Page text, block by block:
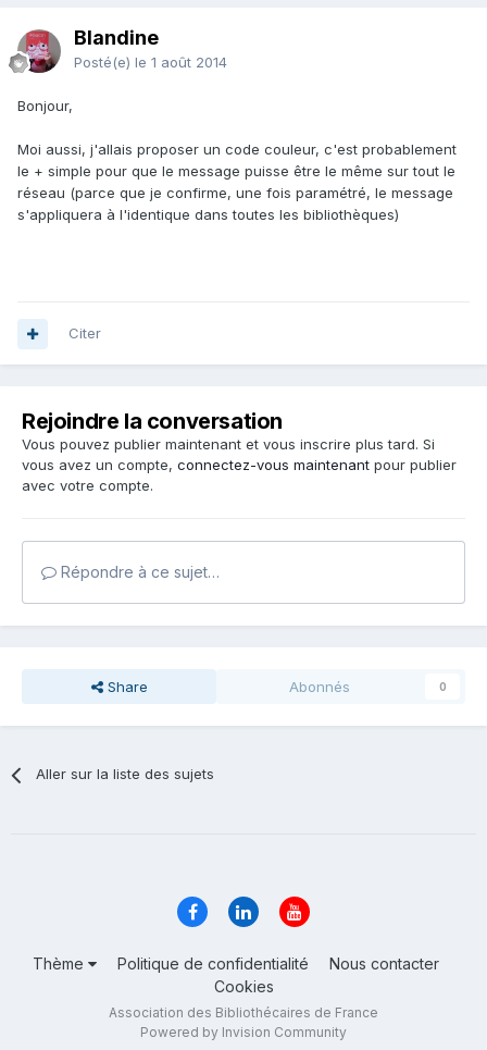
Blandine
Posté(e) le 1 août 2014
Bonjour,
Moi aussi, j'allais proposer un code couleur, c'est probablement
le + simple pour que le message puisse être le même sur tout le
réseau (parce que je confirme, une fois paramétré, le message
s'appliquera à l'identique dans toutes les bibliothèques)
Citer
Rejoindre la conversation
Vous pouvez publier maintenant et vous inscrire plus tard. Si
vous avez un compte, connectez-vous maintenant pour publier
avec votre compte.
Répondre à ce sujet…
Share Abonnés 0
Aller sur la liste des sujets
Thème Politique de confidentialité
Nous contacter
Cookies
Association des Bibliothécaires de France
Powered by Invision Community